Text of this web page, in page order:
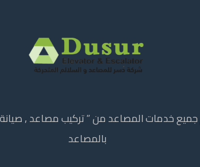
خدمات المصاعد من ” تركيب مصاعد ,
بالمصاعد